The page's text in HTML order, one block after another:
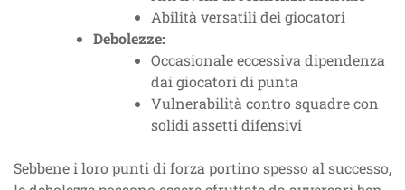
Abilità versatili dei giocatori
Debolezze:
Occasionale eccessiva dipendenza
dai giocatori di punta
Vulnerabilità contro squadre con
solidi assetti difensivi
Sebbene i loro punti di forza portino spesso al successo,